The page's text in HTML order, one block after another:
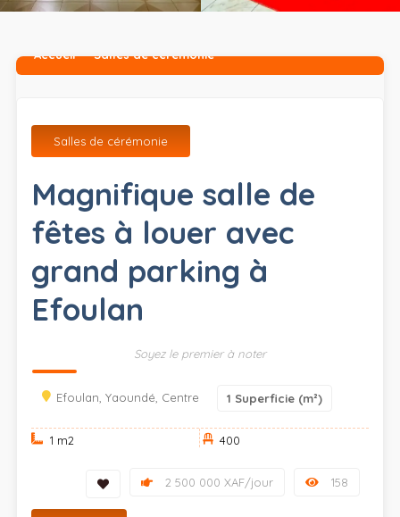
Accueil Salles de cérémonie
Salles de cérémonie
Magnifique salle de
fêtes à louer avec
grand parking à
Efoulan
Soyez le premier à noter
Efoulan, Yaoundé, Centre 1 Superficie (m²)
1 m2 400
158
2 500 000 XAF/jour